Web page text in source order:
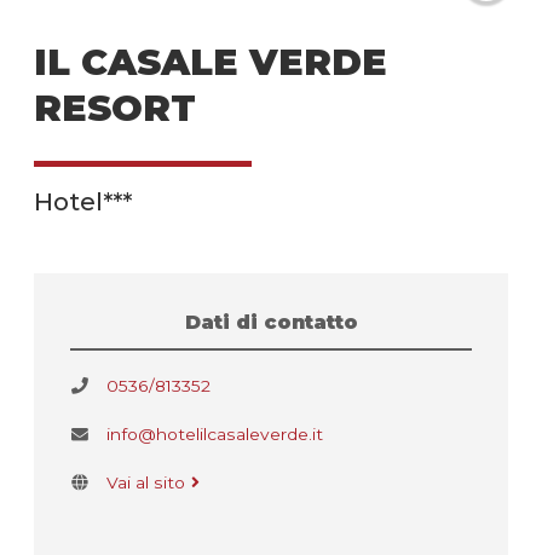
IL CASALE VERDE
RESORT
Hotel***
Dati di contatto
0536/813352
info@hotelilcasaleverde.it
Vai al sito